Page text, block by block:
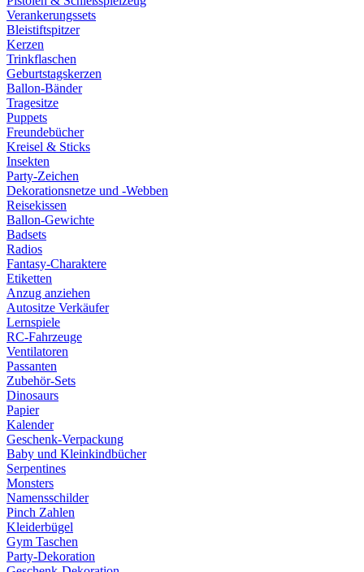
Verankerungssets
Bleistiftspitzer
Kerzen
Trinkflaschen
Geburtstagskerzen
Ballon-Bänder
Tragesitze
Puppets
Freundebücher
Kreisel & Sticks
Insekten
Party-Zeichen
Dekorationsnetze und -Webben
Reisekissen
Ballon-Gewichte
Badsets
Radios
Fantasy-Charaktere
Etiketten
Anzug anziehen
Autositze Verkäufer
Lernspiele
RC-Fahrzeuge
Ventilatoren
Passanten
Zubehör-Sets
Dinosaurs
Papier
Kalender
Geschenk-Verpackung
Baby und Kleinkindbücher
Serpentines
Monsters
Namensschilder
Pinch Zahlen
Kleiderbügel
Gym Taschen
Party-Dekoration